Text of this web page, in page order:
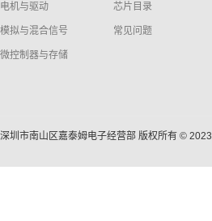
电机与驱动
模拟与混合信号
微控制器与存储
芯片目录
常见问题
深圳市南山区嘉泰姆电子经营部 版权所有 © 2023